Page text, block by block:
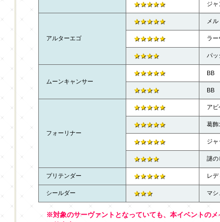
★★★★★ ジ
アルターエゴ
★★★★★ メ
★★★★★ ラ
★★★★ パッ
ムーンキャンサー
★★★★★ BB
★★★★ BB
フォーリナー
★★★★★ ア
★★★★★ 葛飾
★★★★★ ジャ
★★★★ 謎の
プリテンダー ★★★★★ レデ
シールダー ★★★ マ
※対象のサーヴァントとなっていても、本イベントの